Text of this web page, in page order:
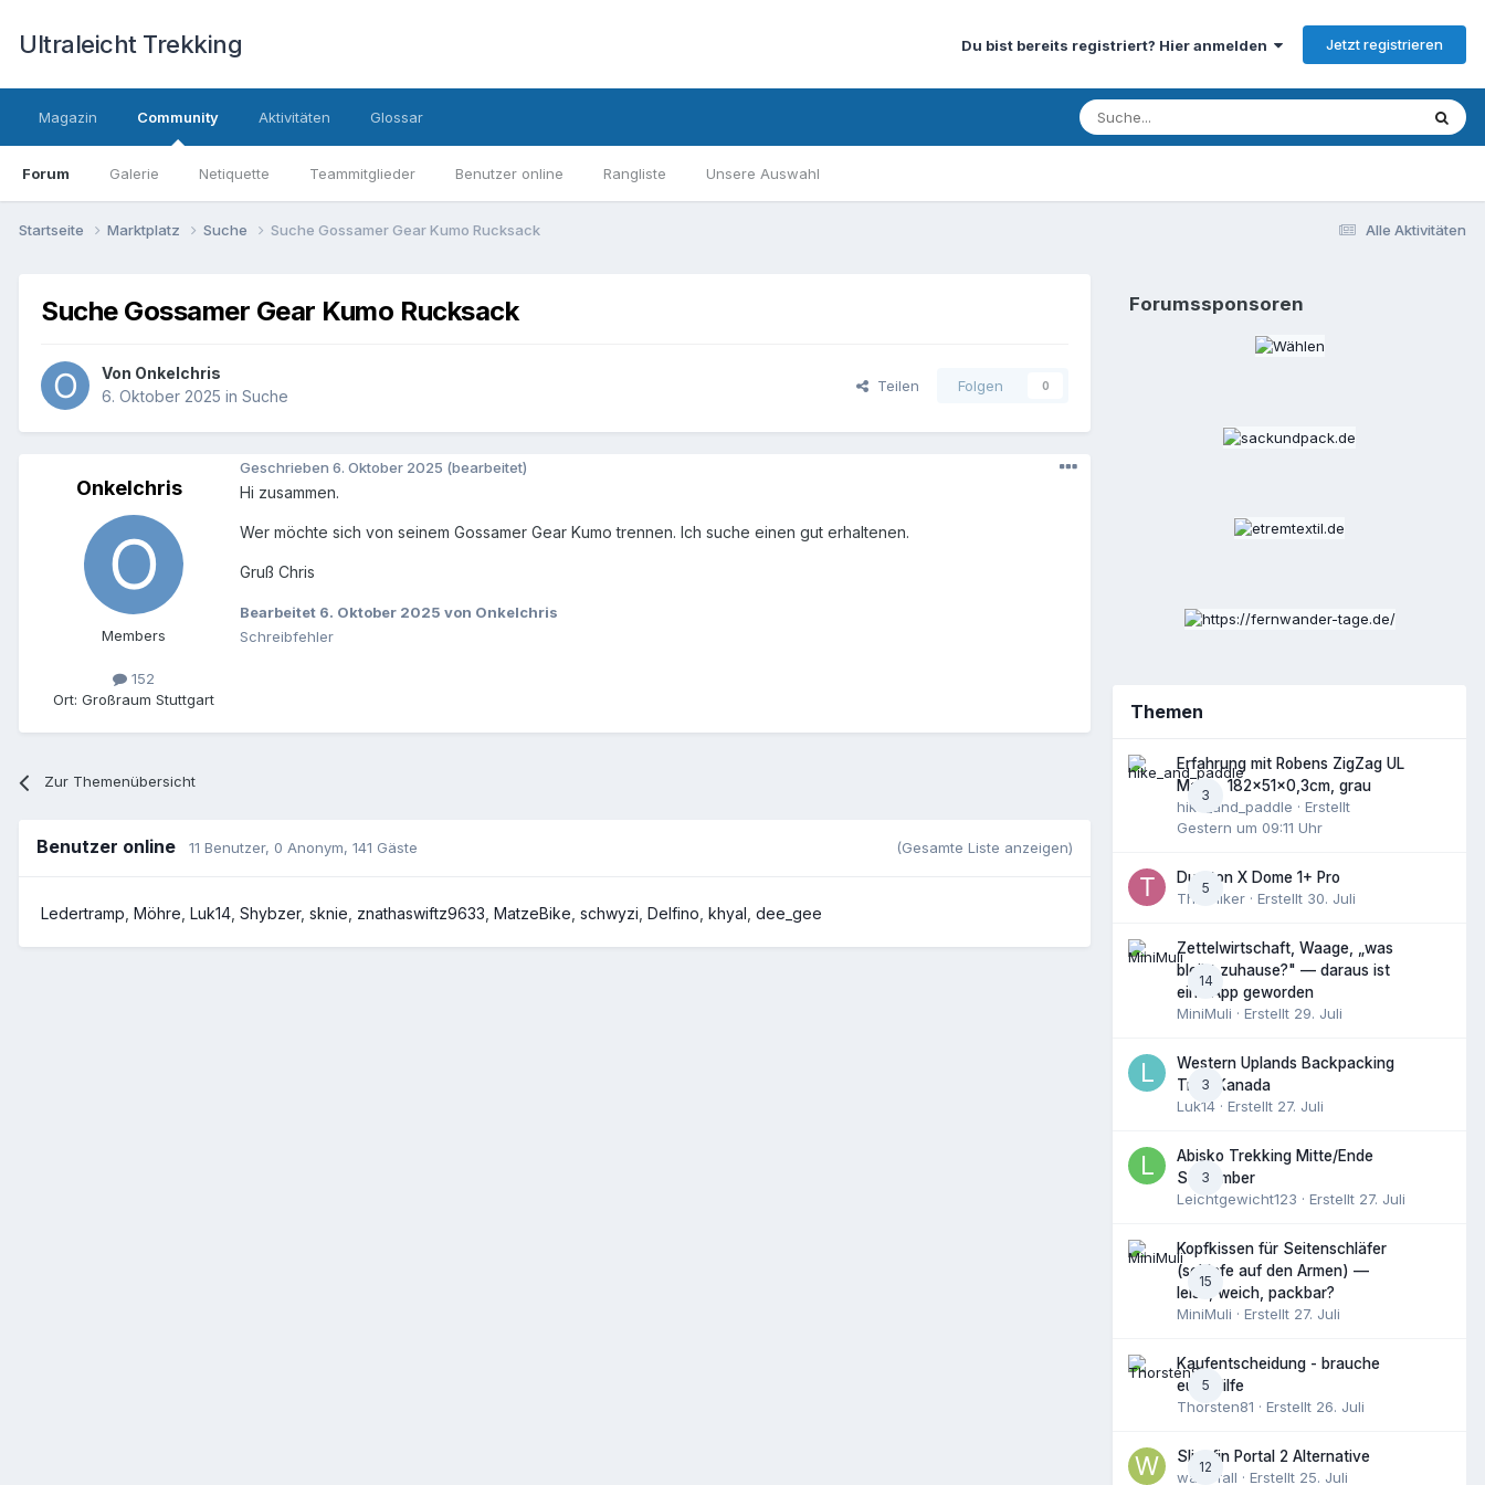
Ultraleicht Trekking Du bist bereits registriert? Hier anmelden Jetzt registrieren
Magazin Community
Forum Galerie Netiquette Teammitglieder Benutzer online Rangliste Unsere Auswahl
Aktivitäten Glossar
Alle Aktivitäten
Startseite Marktplatz Suche Suche Gossamer Gear Kumo Rucksack
Suche Gossamer Gear Kumo Rucksack
Von Onkelchris
6. Oktober 2025 in Suche
Teilen Folgen 0
Onkelchris
Members
152
Ort: Großraum Stuttgart
Geschrieben 6. Oktober 2025 (bearbeitet)
Hi zusammen.
Wer möchte sich von seinem Gossamer Gear Kumo trennen. Ich suche einen gut erhaltenen.
Gruß Chris
Bearbeitet 6. Oktober 2025 von Onkelchris
Schreibfehler
Zur Themenübersicht
Benutzer online 11 Benutzer, 0 Anonym, 141 Gäste (Gesamte Liste anzeigen)
Ledertramp Möhre Luk14 Shybzer sknie znathaswiftz9633 MatzeBike schwyzi Delfino khyal dee_gee
Forumssponsoren
Themen
3
Erfahrung mit Robens ZigZag UL
Matte, 182x51x0,3cm, grau
hike_and_paddle · Erstellt
Gestern um 09:11 Uhr
5
Durston X Dome 1+ Pro
ThruHiker · Erstellt 30. Juli
14
Zettelwirtschaft, Waage, „was
bleibt zuhause?" — daraus ist
eine App geworden
MiniMuli · Erstellt 29. Juli
3
Western Uplands Backpacking
Trail, Kanada
Luk14 · Erstellt 27. Juli
3
Abisko Trekking Mitte/Ende
September
Leichtgewicht123 · Erstellt 27. Juli
15
Kopfkissen für Seitenschläfer
(schlafe auf den Armen) —
leise, weich, packbar?
MiniMuli · Erstellt 27. Juli
5
Kaufentscheidung - brauche
eure Hilfe
Thorsten81 · Erstellt 26. Juli
12
Slingfin Portal 2 Alternative
waterfall · Erstellt 25. Juli